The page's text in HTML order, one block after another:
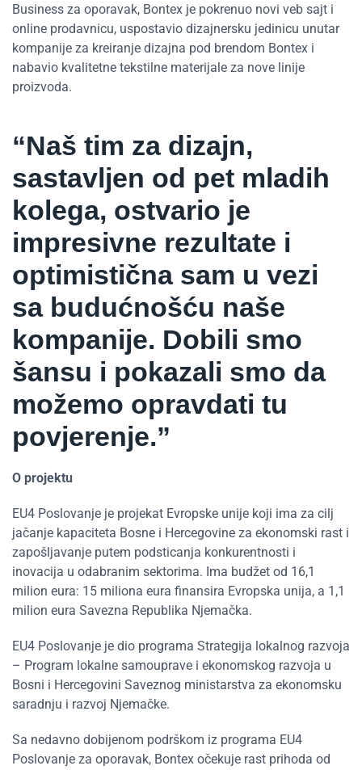
Business za oporavak, Bontex je pokrenuo novi veb sajt i
online prodavnicu, uspostavio dizajnersku jedinicu unutar
kompanije za kreiranje dizajna pod brendom Bontex i
nabavio kvalitetne tekstilne materijale za nove linije
proizvoda.
“Naš tim za dizajn,
sastavljen od pet mladih
kolega, ostvario je
impresivne rezultate i
optimistična sam u vezi
sa budućnošću naše
kompanije. Dobili smo
šansu i pokazali smo da
možemo opravdati tu
povjerenje.”
O projektu
EU4 Poslovanje je projekat Evropske unije koji ima za cilj
jačanje kapaciteta Bosne i Hercegovine za ekonomski rast i
zapošljavanje putem podsticanja konkurentnosti i
inovacija u odabranim sektorima. Ima budžet od 16,1
milion eura: 15 miliona eura finansira Evropska unija, a 1,1
milion eura Savezna Republika Njemačka.
EU4 Poslovanje je dio programa Strategija lokalnog razvoja
– Program lokalne samouprave i ekonomskog razvoja u
Bosni i Hercegovini Saveznog ministarstva za ekonomsku
saradnju i razvoj Njemačke.
Sa nedavno dobijenom podrškom iz programa EU4
Poslovanje za oporavak, Bontex očekuje rast prihoda od